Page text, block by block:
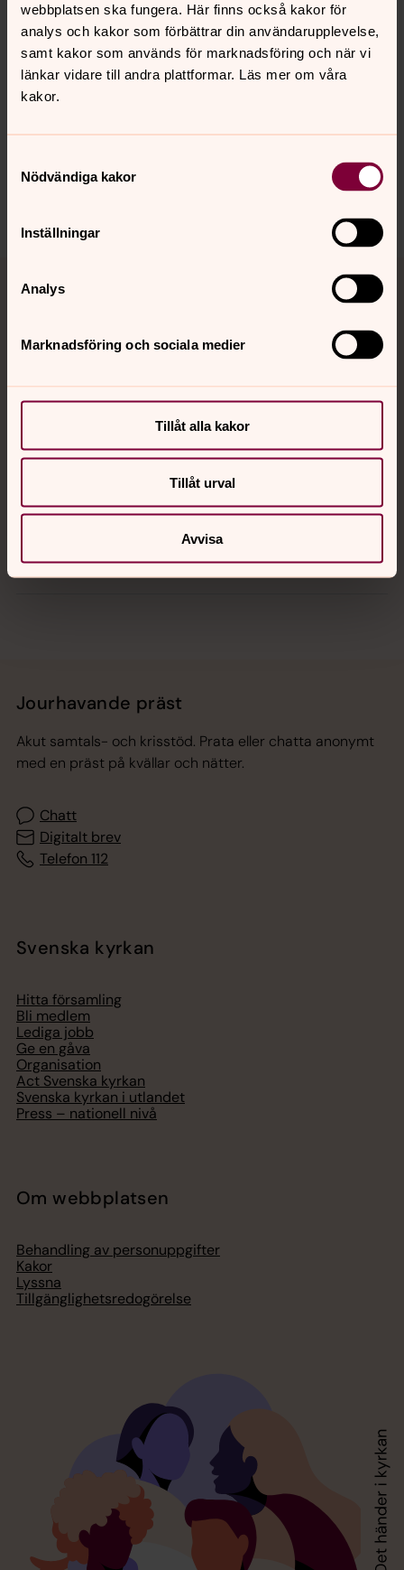
webbplatsen ska fungera. Här finns också kakor för
analys och kakor som förbättrar din användarupplevelse,
samt kakor som används för marknadsföring och när vi
länkar vidare till andra plattformar. Läs mer om våra
kakor.
Nödvändiga kakor
Inställningar
Analys
Marknadsföring och sociala medier
Tillåt alla kakor
Tillåt urval
Avvisa
Senast ändrad 3 mars 2026
Synpunkter eller frågor på sidans
Dela
Kontakt
Sociala kanaler
Jourhavande präst
Akut samtals- och krisstöd. Prata eller chatta anonymt
med en präst på kvällar och nätter.
Chatt
Digitalt brev
Telefon 112
Svenska kyrkan
Hitta församling
Bli medlem
Lediga jobb
Ge en gåva
Organisation
Act Svenska kyrkan
Svenska kyrkan i utlandet
Press – nationell nivå
Om webbplatsen
Behandling av personuppgifter
Kakor
Lyssna
Tillgänglighetsredogörelse